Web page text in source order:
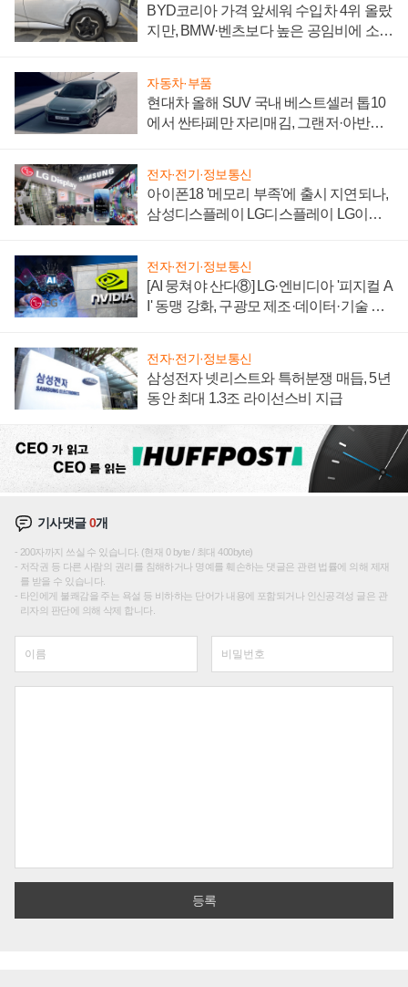
BYD코리아 가격 앞세워 수입차 4위 올랐
지만, BMW·벤츠보다 높은 공임비에 소비
자동차·부품
현대차 올해 SUV 국내 베스트셀러 톱10
에서 싼타페만 자리매김, 그랜저·아반떼
전자·전기·정보통신
아이폰18 '메모리 부족'에 출시 지연되나,
삼성디스플레이 LG디스플레이 LG이노
전자·전기·정보통신
[AI 뭉쳐야 산다⑧] LG·엔비디아 '피지컬 A
I' 동맹 강화, 구광모 제조·데이터·기술 결
전자·전기·정보통신
삼성전자 넷리스트와 특허분쟁 매듭, 5년
동안 최대 1.3조 라이선스비 지급
기사댓글0개
200자까지 쓰실 수 있습니다. (현재 0 byte / 최대 400byte)
저작권 등 다른 사람의 권리를 침해하거나 명예를 훼손하는 댓글은 관련 법률에 의해 제재
를 받을 수 있습니다.
타인에게 불쾌감을 주는 욕설 등 비하하는 단어가 내용에 포함되거나 인신공격성 글은 관
리자의 판단에 의해 삭제 합니다.